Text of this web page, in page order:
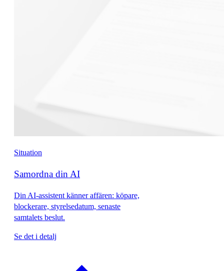
Situation
Samordna din AI
Din AI-assistent känner affären: köpare,
blockerare, styrelsedatum, senaste
samtalets beslut.
Se det i detalj